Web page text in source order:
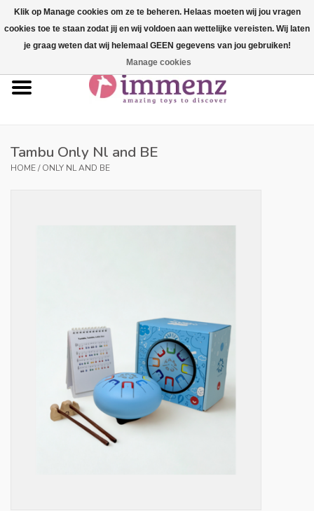
Our brands
Tambu Only Nl and BE
HOME/ONLY NL AND BE
Klik op Manage cookies om ze te beheren. Helaas moeten wij jou vragen
cookies toe te staan zodat jij en wij voldoen aan wettelijke vereisten. Wij laten
je graag weten dat wij helemaal GEEN gegevens van jou gebruiken!
Manage cookies